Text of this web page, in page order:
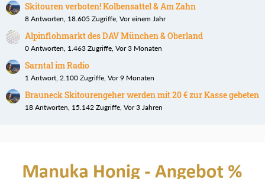
Skitouren verboten! Kolbensattel & Am Zahn
8 Antworten, 18.605 Zugriffe, Vor einem Jahr
Alpinflohmarkt des DAV München & Oberland
0 Antworten, 1.463 Zugriffe, Vor 3 Monaten
Sarntal im Radio
1 Antwort, 2.100 Zugriffe, Vor 9 Monaten
Brauneck Skitourengeher werden mit 20 € zur Kasse gebeten
18 Antworten, 15.142 Zugriffe, Vor 3 Jahren